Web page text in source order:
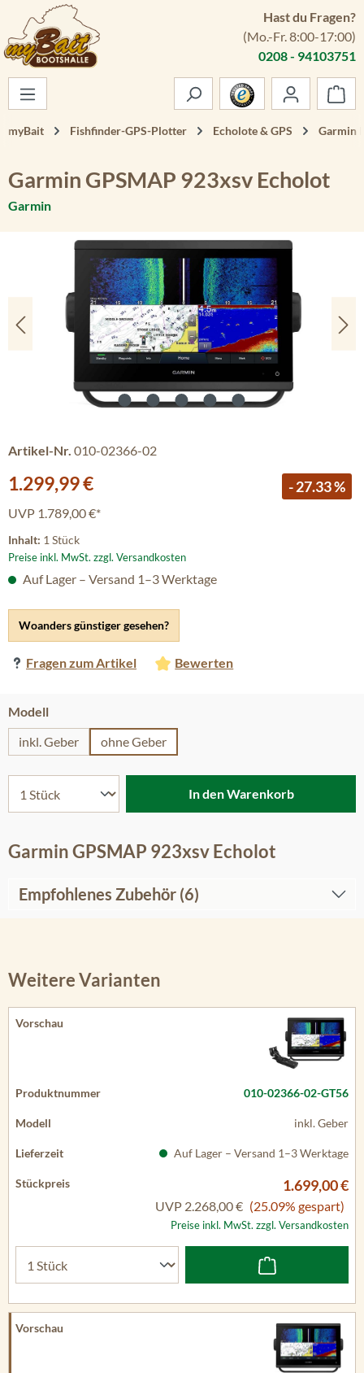
Zum Hauptinhalt springen
Hast du Fragen?
(Mo.-Fr. 8:00-17:00)
0208 - 94103751
myBait Fishfinder-GPS-Plotter Echolote & GPS Garmin
Garmin GPSMAP 923xsv Echolot
Garmin
Bildergalerie überspringen
Artikel-Nr. 010-02366-02
Verkaufspreis:
1.299,99 € - 27.33 %
UVP 1.789,00 €*
Inhalt: 1 Stück
Preise inkl. MwSt. zzgl. Versandkosten
Woanders günstiger gesehen?
Fragen zum Artikel Bewerten
Auf Lager – Versand 1–3 Werktage
Modellauswählen
inkl. Geber
ohne Geber
In den Warenkorb
Garmin GPSMAP 923xsv Echolot
Empfohlenes Zubehör (6)
Weitere Varianten
010-02366-02-GT56
inkl. Geber
Auf Lager – Versand 1–3 Werktage
1.699,00 €
UVP 2.268,00 € (25.09% gespart)
Preise inkl. MwSt. zzgl. Versandkosten